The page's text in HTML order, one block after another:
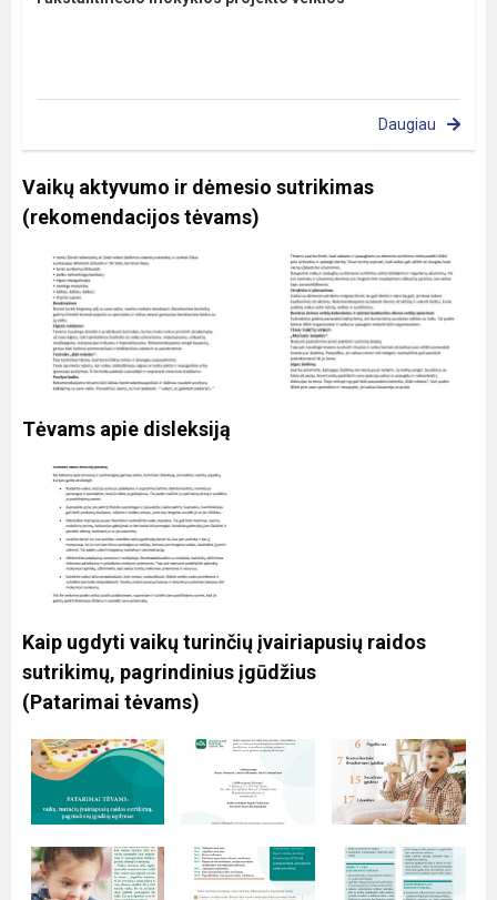
Daugiau
Vaikų aktyvumo ir dėmesio sutrikimas
(rekomendacijos tėvams)
Tėvams apie disleksiją
Kaip ugdyti vaikų turinčių įvairiapusių raidos
sutrikimų, pagrindinius įgūdžius
(Patarimai tėvams)